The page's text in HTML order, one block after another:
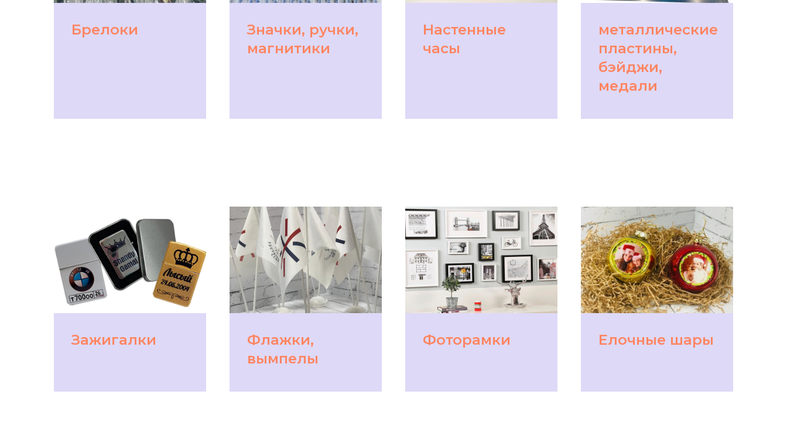
Брелоки
Значки, ручки,
магнитики
Настенные
часы
металлические
пластины,
бэйджи,
медали
Зажигалки
Флажки,
вымпелы
Фоторамки Елочные шары